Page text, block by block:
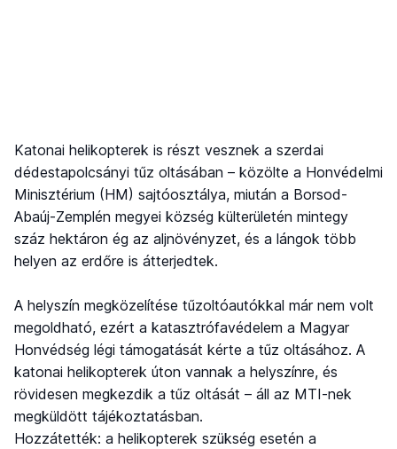
Katonai helikopterek is részt vesznek a szerdai
dédestapolcsányi tűz oltásában – közölte a Honvédelmi
Minisztérium (HM) sajtóosztálya, miután a Borsod-
Abaúj-Zemplén megyei község külterületén mintegy
száz hektáron ég az aljnövényzet, és a lángok több
helyen az erdőre is átterjedtek.
A helyszín megközelítése tűzoltóautókkal már nem volt
megoldható, ezért a katasztrófavédelem a Magyar
Honvédség légi támogatását kérte a tűz oltásához. A
katonai helikopterek úton vannak a helyszínre, és
rövidesen megkezdik a tűz oltását – áll az MTI-nek
megküldött tájékoztatásban.
Hozzátették: a helikopterek szükség esetén a